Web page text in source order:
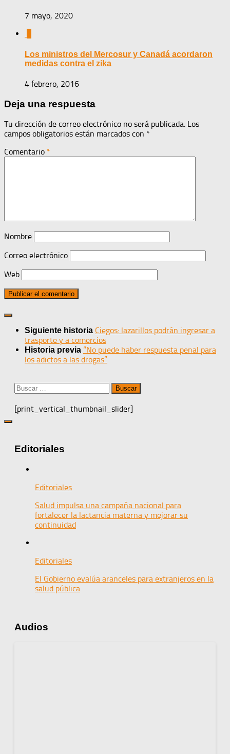
7 mayo, 2020
Los ministros del Mercosur y Canadá acordaron
medidas contra el zika
4 febrero, 2016
Deja una respuesta
Tu dirección de correo electrónico no será publicada. Los
campos obligatorios están marcados con *
Comentario *
Nombre
Correo electrónico
Web
Siguiente historia Ciegos: lazarillos podrán ingresar a
trasporte y a comercios
Historia previa “No puede haber respuesta penal para
los adictos a las drogas”
Buscar:
[print_vertical_thumbnail_slider]
Editoriales
Editoriales
Salud impulsa una campaña nacional para
fortalecer la lactancia materna y mejorar su
continuidad
Editoriales
El Gobierno evalúa aranceles para extranjeros en la
salud pública
Audios